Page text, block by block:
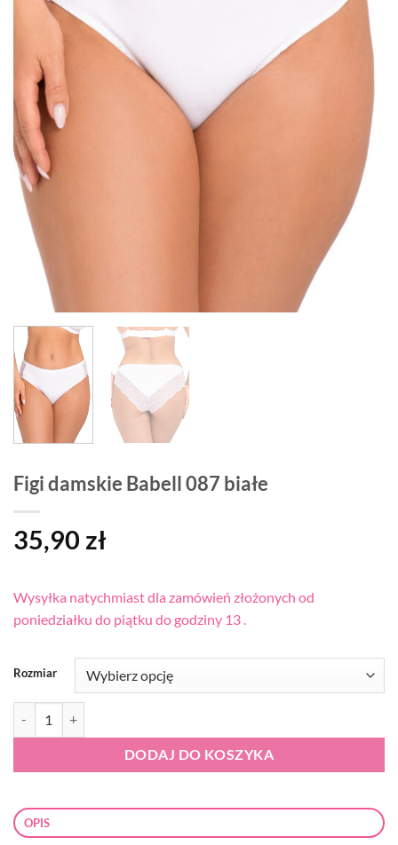
Figi damskie Babell 087 białe
35,90 zł
Wysyłka natychmiast dla zamówień złożonych od
poniedziałku do piątku do godziny 13 .
Rozmiar
DODAJ DO KOSZYKA
OPIS